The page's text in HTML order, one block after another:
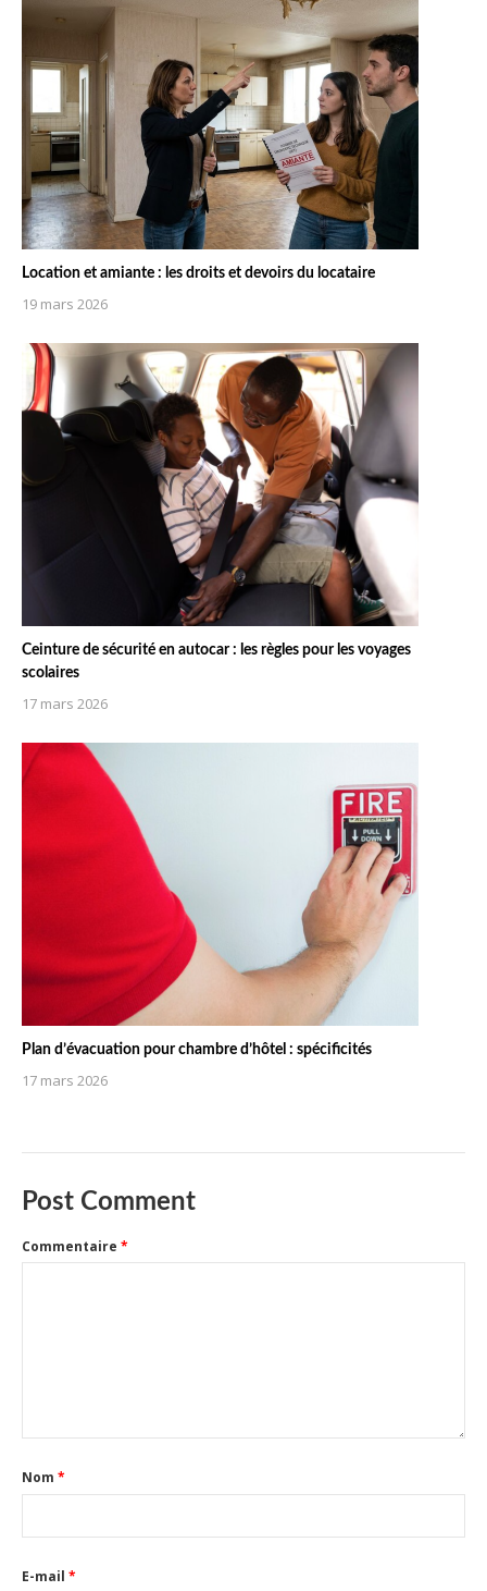
Location et amiante : les droits et devoirs du locataire
19 mars 2026
Ceinture de sécurité en autocar : les règles pour les voyages
scolaires
17 mars 2026
Plan d’évacuation pour chambre d’hôtel : spécificités
17 mars 2026
Post Comment
Commentaire *
Nom *
E-mail *